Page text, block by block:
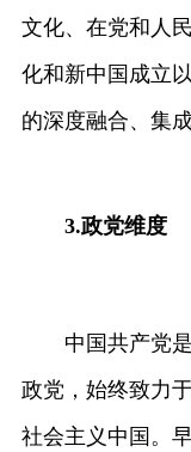
文化、在党和人
化和新中国成立
的深度融合、集成
3.政党维度
中国共产党是
政党，始终致力
社会主义中国。